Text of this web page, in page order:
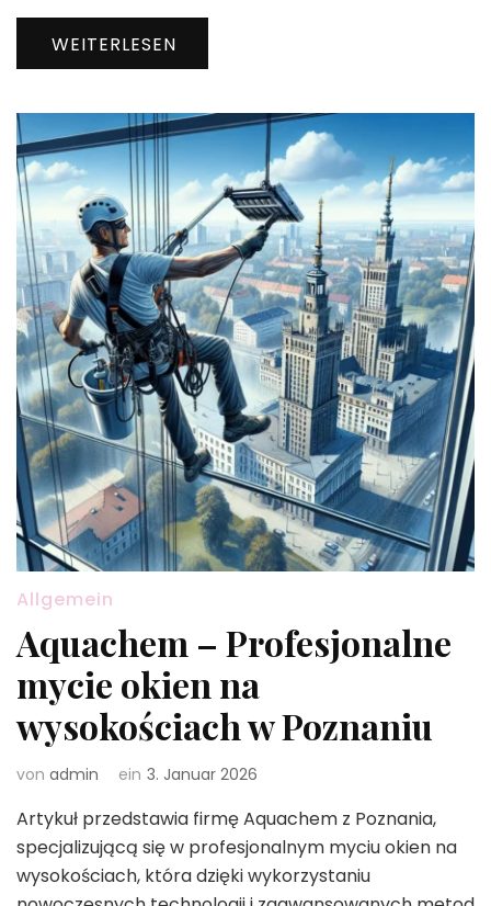
WEITERLESEN
Allgemein
Aquachem – Profesjonalne
mycie okien na
wysokościach w Poznaniu
von admin ein 3. Januar 2026
Artykuł przedstawia firmę Aquachem z Poznania,
specjalizującą się w profesjonalnym myciu okien na
wysokościach, która dzięki wykorzystaniu